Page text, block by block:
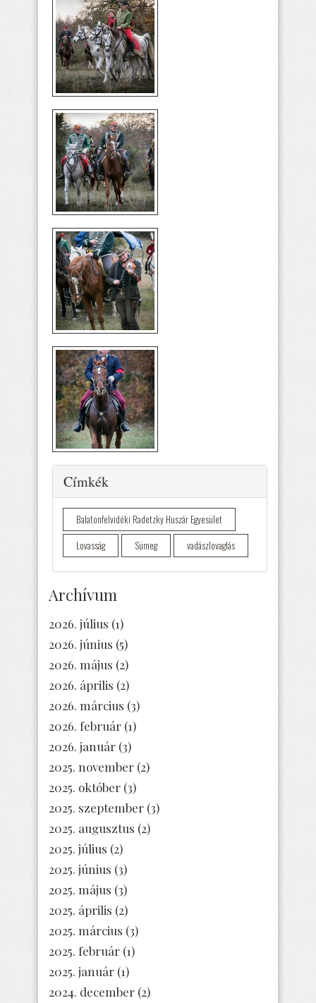
Elrejtés
Címkék
Balatonfelvidéki Radetzky Huszár Egyesület
Lovasság
Sümeg vadászlovaglás
Archívum
2026. július (1)
2026. június (5)
2026. május (2)
2026. április (2)
2026. március (3)
2026. február (1)
2026. január (3)
2025. november (2)
2025. október (3)
2025. szeptember (3)
2025. augusztus (2)
2025. július (2)
2025. június (3)
2025. május (3)
2025. április (2)
2025. március (3)
2025. február (1)
2025. január (1)
2024. december (2)